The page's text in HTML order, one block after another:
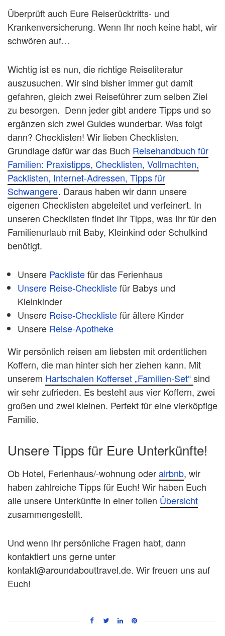
Überprüft auch Eure Reiserücktritts- und
Krankenversicherung. Wenn Ihr noch keine habt, wir
schwören auf…
Wichtig ist es nun, die richtige Reiseliteratur
auszusuchen. Wir sind bisher immer gut damit
gefahren, gleich zwei Reiseführer zum selben Ziel
zu besorgen. Denn jeder gibt andere Tipps und so
ergänzen sich zwei Guides wunderbar. Was folgt
dann? Checklisten! Wir lieben Checklisten.
Grundlage dafür war das Buch Reisehandbuch für
Familien: Praxistipps, Checklisten, Vollmachten,
Packlisten, Internet-Adressen, Tipps für
Schwangere. Daraus haben wir dann unsere
eigenen Checklisten abgeleitet und verfeinert. In
unseren Checklisten findet Ihr Tipps, was Ihr für den
Familienurlaub mit Baby, Kleinkind oder Schulkind
benötigt.
Unsere Packlistefür das Ferienhaus
Unsere Reise-Checklistefür Babys und
Kleinkinder
Unsere Reise-Checklistefür ältere Kinder
Unsere Reise-Apotheke
Wir persönlich reisen am liebsten mit ordentlichen
Koffern, die man hinter sich her ziehen kann. Mit
unserem Hartschalen Kofferset „Familien-Set“sind
wir sehr zufrieden. Es besteht aus vier Koffern, zwei
großen und zwei kleinen. Perfekt für eine vierköpfige
Familie.
Unsere Tipps für Eure Unterkünfte!
Ob Hotel, Ferienhaus/-wohnung oderairbnb, wir
haben zahlreiche Tipps für Euch! Wir haben Euch
alle unsere Unterkünfte in einer tollen Übersicht
zusammengestellt.
Und wenn Ihr persönliche Fragen habt, dann
kontaktiert uns gerne unter
kontakt@aroundabouttravel.de. Wir freuen uns auf
Euch!